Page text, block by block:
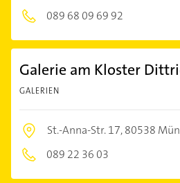
089 68 09 69 92
Galerie am Kloster
GALERIEN
St.-Anna-Str. 17,80538
089 22 36 03